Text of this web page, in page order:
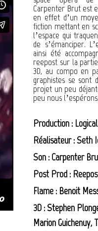
Carpenter Brut est
en effet d’un
fiction mettant en
l’espace qui
de s’émanciper.
ainsi été
reepost sur la
3D, au compo en
graphistes se sont
projet un peu
peu nous l’espérons.
Production :
Réalisateur : Seth
Son : Carpenter
Post Prod :
Flame : Benoit
3D :Stephen
Marion Guichenuy,